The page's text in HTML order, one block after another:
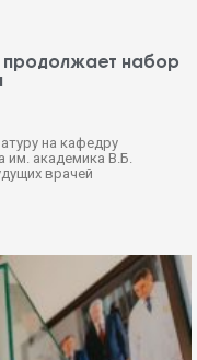
набор
на кафедру
им. академика В.Б.
врачей